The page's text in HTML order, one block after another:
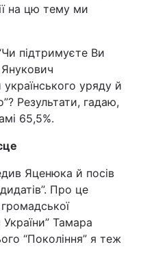
на цю тему ми
підтримуєте Ви
уряду й
Результати, гадаю,
65,5%.
Яценюка й посів
Про це
України” Тамара
“Покоління” я теж